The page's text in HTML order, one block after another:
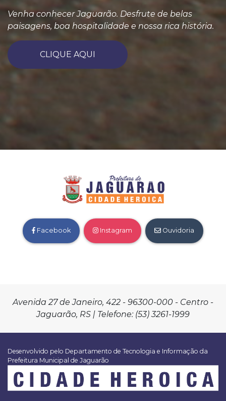
Venha conhecer Jaguarão. Desfrute de belas
paisagens, boa hospitalidade e nossa rica história.
CLIQUE AQUI
Facebook Instagram Ouvidoria
Avenida 27 de Janeiro, 422 - 96300-000 - Centro -
Jaguarão, RS | Telefone: (53) 3261-1999
Desenvolvido pelo Departamento de Tecnologia e Informação da
Prefeitura Municipal de Jaguarão